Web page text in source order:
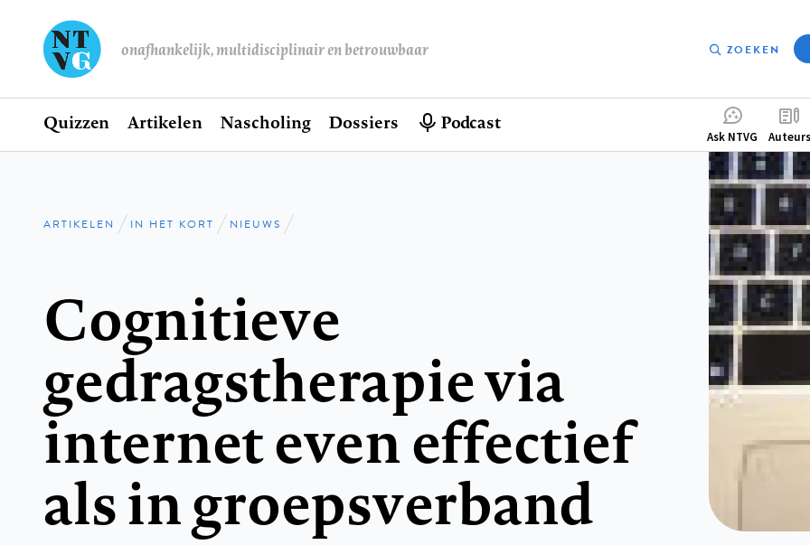
onafhankelijk, multidisciplinair en betrouwbaar ZOEKEN
Hoofdnavigatie
Home
Quizzen Artikelen Nascholing Dossiers Podcast
menu
Ask NTVG Auteurs
Kruimelpad
ARTIKELEN IN HET KORT NIEUWS
Cognitieve
gedragstherapie via
internet even effectief
als in groepsverband